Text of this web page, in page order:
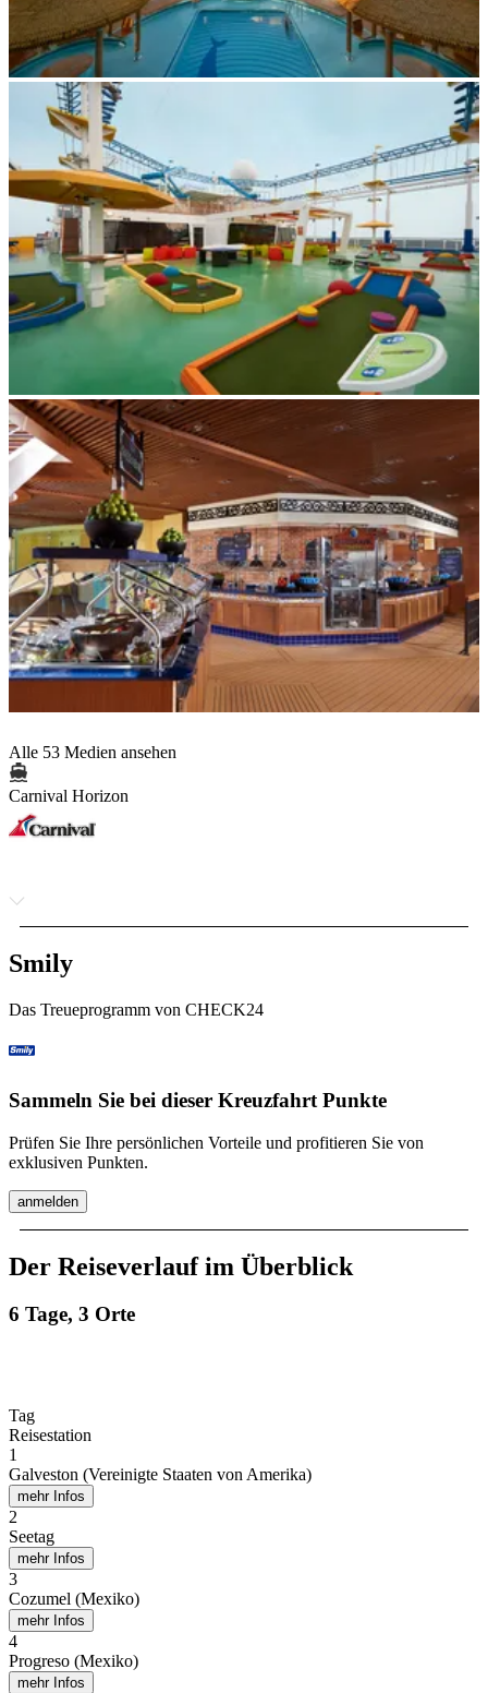
Alle 53 Medien ansehen
Carnival Horizon
Smily
Das Treueprogramm von CHECK24
Sammeln Sie bei dieser Kreuzfahrt Punkte
Prüfen Sie Ihre persönlichen Vorteile und profitieren Sie von
exklusiven Punkten.
anmelden
Der Reiseverlauf im Überblick
6 Tage, 3 Orte
Tag
Reisestation
1
Galveston (Vereinigte Staaten von Amerika)
mehr Infos
2
Seetag
mehr Infos
3
Cozumel (Mexiko)
mehr Infos
4
Progreso (Mexiko)
mehr Infos